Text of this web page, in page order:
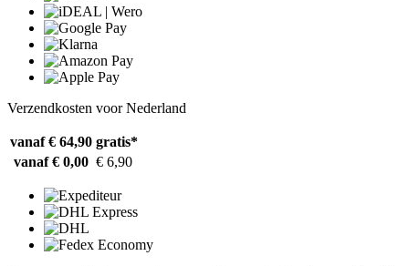
Verzendkosten voor Nederland
vanaf € 64,90 gratis*
vanaf € 0,00 € 6,90